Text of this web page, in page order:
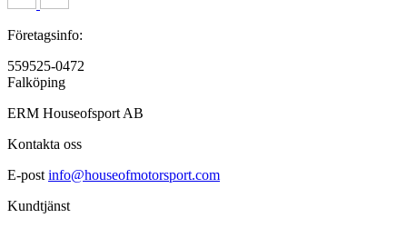
Företagsinfo:
559525-0472
Falköping
ERM Houseofsport AB
Kontakta oss
E-post info@houseofmotorsport.com
Kundtjänst